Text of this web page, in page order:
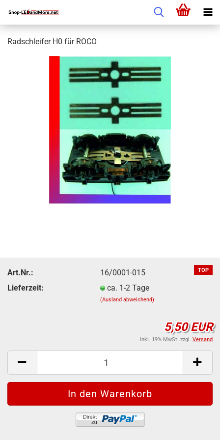
Radschleifer H0 für ROCO
TOP
Art.Nr.:
16/0001-015
Lieferzeit:
ca. 1-2 Tage
(Ausland abweichend)
5,50 EUR
inkl. 19% MwSt. zzgl. Versand